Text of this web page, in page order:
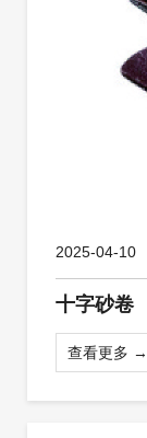
2025-04-10
十字砂卷
查看更多 →